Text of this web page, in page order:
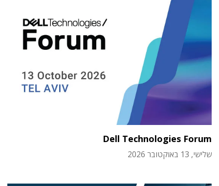
Dell Technologies Forum
שלישי, 13 באוקטובר 2026